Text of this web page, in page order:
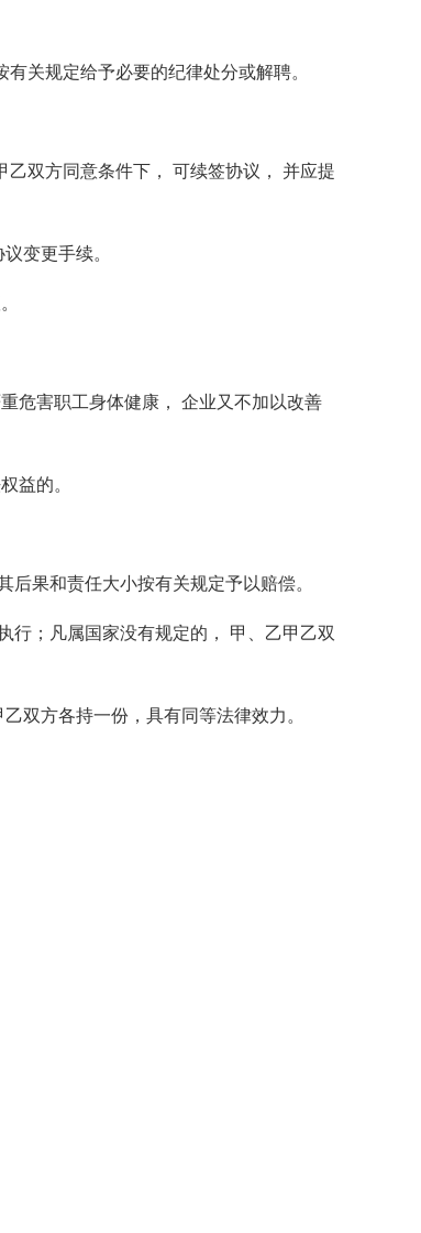
关规定给予必要的纪律处分或解聘。
双方同意条件下， 可续签协议， 并应提
变更手续。
危害职工身体健康， 企业又不加以改善
益的。
果和责任大小按有关规定予以赔偿。
行；凡属国家没有规定的， 甲、乙甲乙双
双方各持一份，具有同等法律效力。